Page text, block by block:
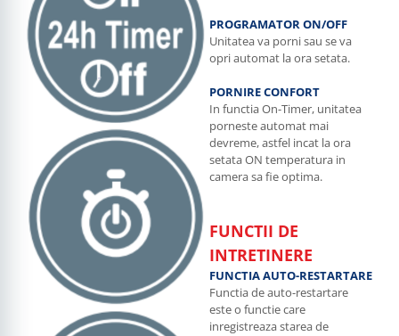
PROGRAMATOR ON/OFF
Unitatea va porni sau se va
opri automat la ora setata.
PORNIRE CONFORT
In functia On-Timer, unitatea
porneste automat mai
devreme, astfel incat la ora
setata ON temperatura in
camera sa fie optima.
FUNCTII DE
INTRETINERE
FUNCTIA AUTO-RESTARTARE
Functia de auto-restartare
este o functie care
inregistreaza starea de